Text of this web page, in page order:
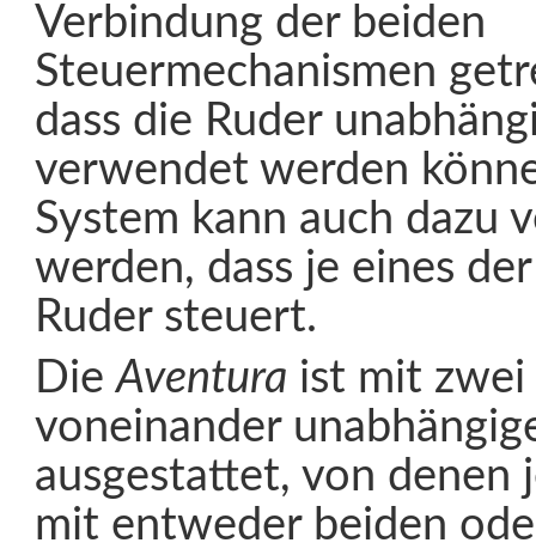
Verbindung der beiden
Steuermechanismen
dass die Ruder
verwendet werden
System kann auch dazu
werden, dass je eines
Ruder steuert.
DieAventura ist mit
voneinander
ausgestattet, von denen
mit entweder beiden